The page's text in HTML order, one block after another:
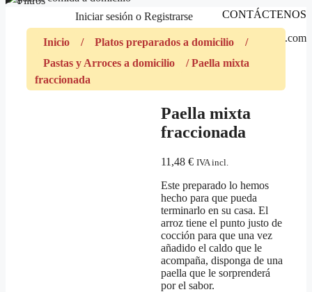
CONTÁCTENOS
marketing@guisos.com
Iniciar sesión o Registrarse
Inicio / Platos preparados a domicilio
/
Pastas y Arroces a domicilio
/ Paella mixta
fraccionada
Paella mixta
fraccionada
11,48€ IVA incl.
Este preparado lo hemos
hecho para que pueda
terminarlo en su casa. El
arroz tiene el punto justo de
cocción para que una vez
añadido el caldo que le
acompaña, disponga de una
paella que le sorprenderá
por el sabor.